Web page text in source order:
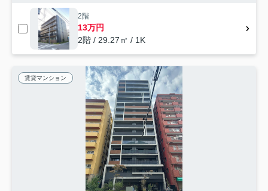
2階
13万円
2階 / 29.27㎡ / 1K
賃貸マンション